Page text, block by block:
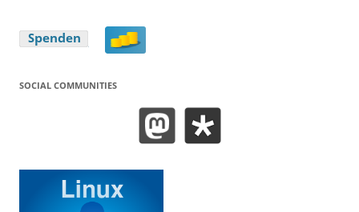
SOCIAL COMMUNITIES